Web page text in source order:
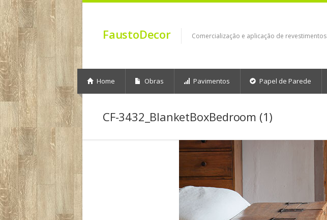
FaustoDecor Comercialização e aplicação de revestimentos
Home Obras Pavimentos Papel de Parede
CF-3432_BlanketBoxBedroom (1)